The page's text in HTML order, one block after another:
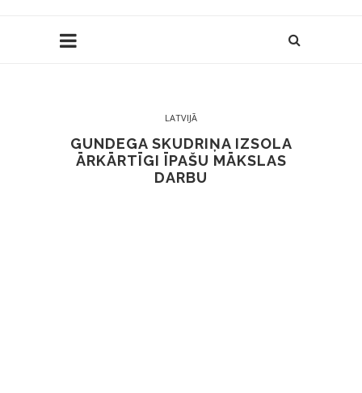
LATVIJĀ
GUNDEGA SKUDRIŅA IZSOLA
ĀRKĀRTĪGI ĪPAŠU MĀKSLAS
DARBU